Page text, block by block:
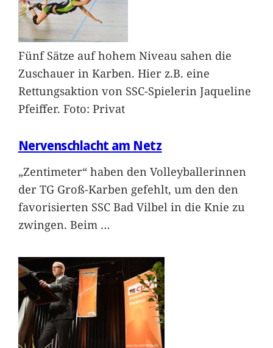
Fünf Sätze auf hohem Niveau sahen die
Zuschauer in Karben. Hier z.B. eine
Rettungsaktion von SSC-Spielerin Jaqueline
Pfeiffer. Foto: Privat
Nervenschlacht am Netz
„Zentimeter“ haben den Volleyballerinnen
der TG Groß-Karben gefehlt, um den den
favorisierten SSC Bad Vilbel in die Knie zu
zwingen. Beim …